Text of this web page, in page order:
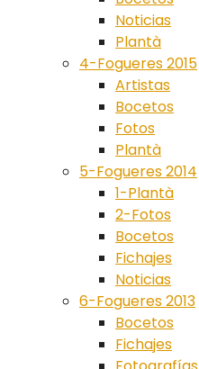
Noticias
Plantà
4-Fogueres 2015
Artistas
Bocetos
Fotos
Plantà
5-Fogueres 2014
1-Plantà
2-Fotos
Bocetos
Fichajes
Noticias
6-Fogueres 2013
Bocetos
Fichajes